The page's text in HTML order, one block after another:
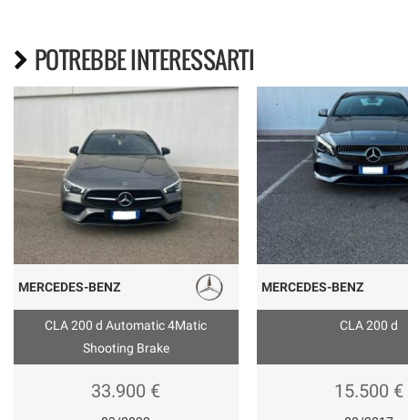
POTREBBE INTERESSARTI
MERCEDES-BENZ
CLA 200 d Automatic 4Matic
Shooting Brake
33.900 €
MERCEDES-BENZ
CLA 200 d
15.500 €